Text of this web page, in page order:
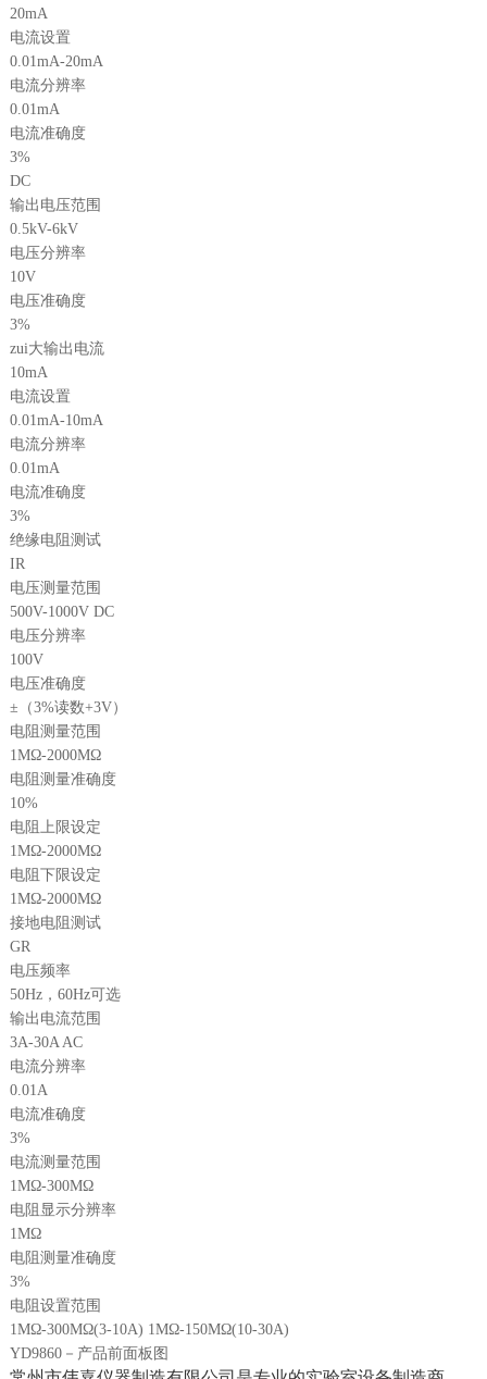
20mA
电流设置
0.01mA-20mA
电流分辨率
0.01mA
电流准确度
3%
DC
输出电压范围
0.5kV-6kV
电压分辨率
10V
电压准确度
3%
zui大输出电流
10mA
电流设置
0.01mA-10mA
电流分辨率
0.01mA
电流准确度
3%
绝缘电阻测试
IR
电压测量范围
500V-1000V DC
电压分辨率
100V
电压准确度
±（3%读数+3V）
电阻测量范围
1MΩ-2000MΩ
电阻测量准确度
10%
电阻上限设定
1MΩ-2000MΩ
电阻下限设定
1MΩ-2000MΩ
接地电阻测试
GR
电压频率
50Hz，60Hz可选
输出电流范围
3A-30A AC
电流分辨率
0.01A
电流准确度
3%
电流测量范围
1MΩ-300MΩ
电阻显示分辨率
1MΩ
电阻测量准确度
3%
电阻设置范围
1MΩ-300MΩ(3-10A) 1MΩ-150MΩ(10-30A)
YD9860－产品前面板图